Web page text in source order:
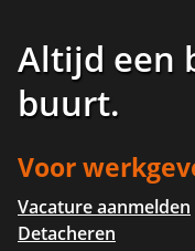
Altijd een
buurt.
Voor
Vacature aanmelden
Detacheren